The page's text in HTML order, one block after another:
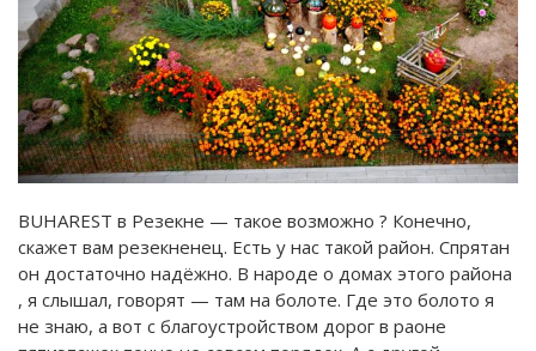
BUHAREST в Резекне — такое возможно ? Конечно,
скажет вам резекненец. Есть у нас такой район. Спрятан
он достаточно надёжно. В народе о домах этого района
, я слышал, говорят — там на болоте. Где это болото я
не знаю, а вот с благоустройством дорог в раоне